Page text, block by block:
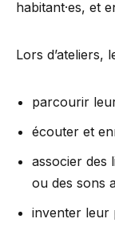
habitant·es, et
Lors d’ateliers,
parcourir
écouter et
associer des
ou des sons
inventer leur